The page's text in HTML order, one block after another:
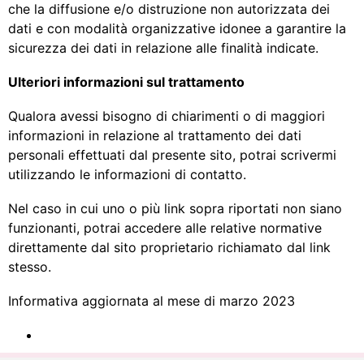
che la diffusione e/o distruzione non autorizzata dei
dati e con modalità organizzative idonee a garantire la
sicurezza dei dati in relazione alle finalità indicate.
Ulteriori informazioni sul trattamento
Qualora avessi bisogno di chiarimenti o di maggiori
informazioni in relazione al trattamento dei dati
personali effettuati dal presente sito, potrai scrivermi
utilizzando le informazioni di contatto.
Nel caso in cui uno o più link sopra riportati non siano
funzionanti, potrai accedere alle relative normative
direttamente dal sito proprietario richiamato dal link
stesso.
Informativa aggiornata al mese di marzo 2023